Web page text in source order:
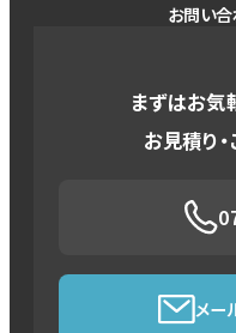
お問い合
まずはお気
お見積り
メー